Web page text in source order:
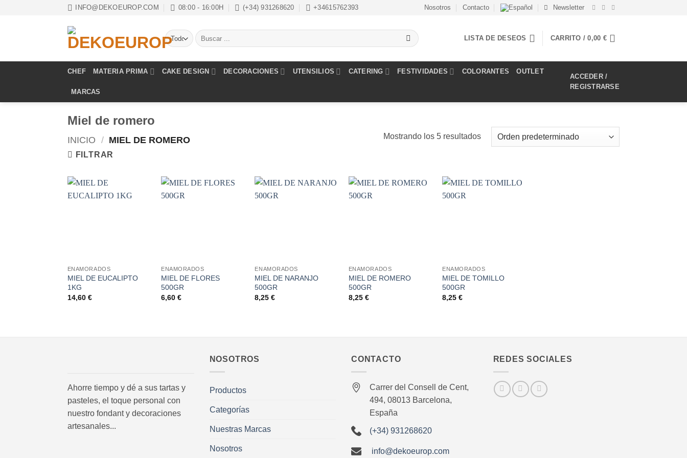
INFO@DEKOEUROP.COM 08:00 - 16:00H (+34) 931268620 +34615762393 Nosotros Contacto Newsletter
Buscar
por:
LISTA DE DESEOS CARRITO /0,00 €
CHEF MATERIA PRIMA CAKE DESIGN DECORACIONES UTENSILIOS CATERING FESTIVIDADES COLORANTES OUTLET
MARCAS
ACCEDER /
REGISTRARSE
Miel de romero
INICIO / MIEL DE ROMERO
FILTRAR
Mostrando los 5 resultados
ENAMORADOS
MIEL DE EUCALIPTO
1KG
14,60 €
ENAMORADOS
MIEL DE FLORES
500GR
6,60€
ENAMORADOS
MIEL DE NARANJO
500GR
8,25€
ENAMORADOS
MIEL DE ROMERO
500GR
8,25 €
ENAMORADOS
MIEL DE TOMILLO
500GR
8,25€
Ahorre tiempo y dé a sus tartas y
pasteles, el toque personal con
nuestro fondant y decoraciones
artesanales...
NOSOTROS
Productos
Categorías
Nuestras Marcas
Nosotros
CONTACTO
Carrer del Consell de Cent,
494, 08013 Barcelona,
España
(+34) 931268620
info@dekoeurop.com
REDES SOCIALES